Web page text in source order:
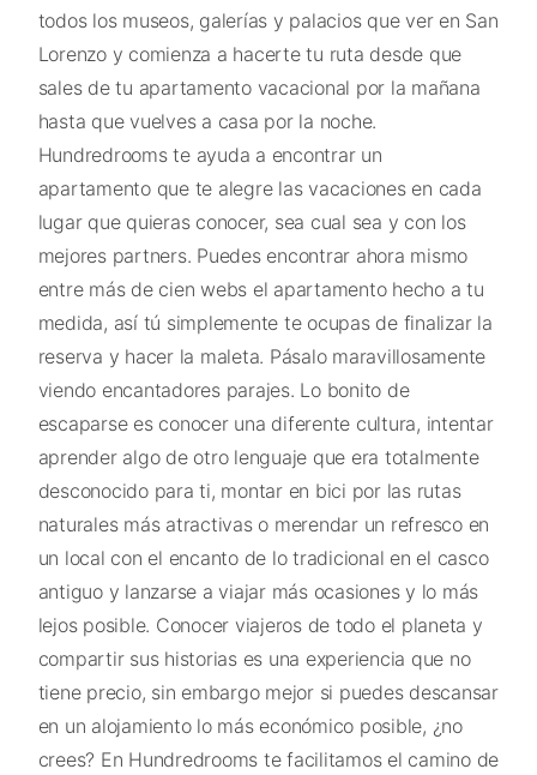
todos los museos, galerías y palacios que ver en San
Lorenzo y comienza a hacerte tu ruta desde que
sales de tu apartamento vacacional por la mañana
hasta que vuelves a casa por la noche.
Hundredrooms te ayuda a encontrar un
apartamento que te alegre las vacaciones en cada
lugar que quieras conocer, sea cual sea y con los
mejores partners. Puedes encontrar ahora mismo
entre más de cien webs el apartamento hecho a tu
medida, así tú simplemente te ocupas de finalizar la
reserva y hacer la maleta. Pásalo maravillosamente
viendo encantadores parajes. Lo bonito de
escaparse es conocer una diferente cultura, intentar
aprender algo de otro lenguaje que era totalmente
desconocido para ti, montar en bici por las rutas
naturales más atractivas o merendar un refresco en
un local con el encanto de lo tradicional en el casco
antiguo y lanzarse a viajar más ocasiones y lo más
lejos posible. Conocer viajeros de todo el planeta y
compartir sus historias es una experiencia que no
tiene precio, sin embargo mejor si puedes descansar
en un alojamiento lo más económico posible, ¿no
crees? En Hundredrooms te facilitamos el camino de